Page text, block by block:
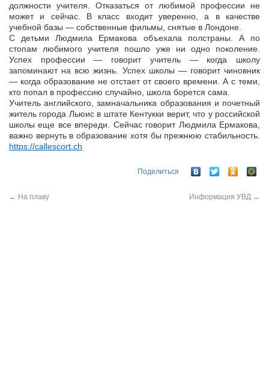
должности учителя. Отказаться от любимой профессии не
может и сейчас. В класс входит уверенно, а в качестве
учебной базы — собственные фильмы, снятые в Лондоне.
С детьми Людмила Ермакова объехала полстраны. А по
стопам любимого учителя пошло уже ни одно поколение.
Успех профессии — говорит учитель — когда школу
запоминают на всю жизнь. Успех школы — говорит чиновник
— когда образование не отстает от своего времени. А с теми,
кто попал в профессию случайно, школа борется сама.
Учитель английского, замначальника образования и почетный
житель города Льюис в штате Кентукки верит, что у российской
школы еще все впереди. Сейчас говорит Людмила Ермакова,
важно вернуть в образование хотя бы прежнюю стабильность.
https://callescort.ch
Поделиться
← На плаву Информация УВД →